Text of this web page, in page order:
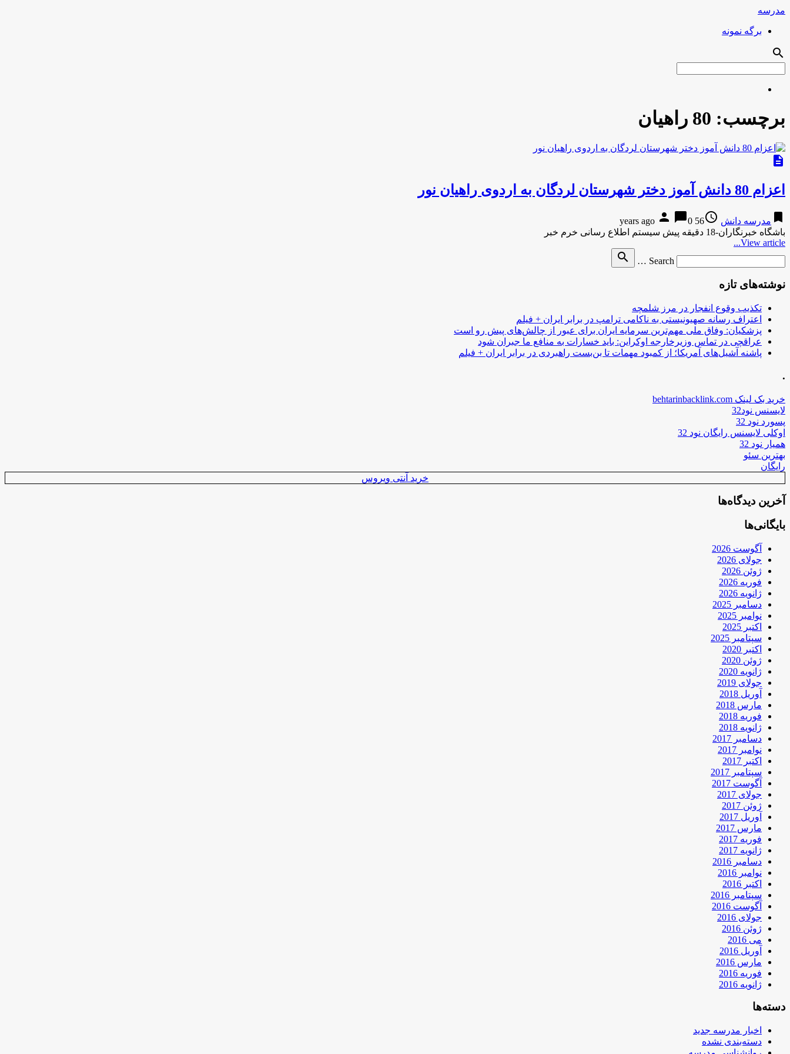
مدرسه
برگه نمونه
search
برچسب: 80 راهیان
description
اعزام 80 دانش آموز دختر شهرستان لردگان به اردوی راهیان نور
bookmark مدرسه دانش access_time
56 years ago
person chat_bubble0
باشگاه خبرنگاران-18 دقیقه پیش سیستم اطلاع رسانی خرم خبر
View article...
Search …
search
نوشته‌های تازه
تکذیب وقوع انفجار در مرز شلمچه
اعتراف رسانه صهیونیستی به ناکامی ترامپ در برابر ایران + فیلم
پزشکیان: وفاق ملی مهم‌ترین سرمایه ایران برای عبور از چالش‌های پیش رو است
عراقچی در تماس وزیرخارجه اوکراین: باید خسارات به منافع ما جبران شود
پاشنه آشیل‌های آمریکا؛ از کمبود مهمات تا بن‌بست راهبردی در برابر ایران + فیلم
.
خرید بک لینک behtarinbacklink.com
لایسنس نود32
پسورد نود 32
اوکلی لایسنس رایگان نود 32
همیار نود 32
بهترین سئو
رایگان
خرید آنتی ویروس
آخرین دیدگاه‌ها
بایگانی‌ها
آگوست 2026
جولای 2026
ژوئن 2026
فوریه 2026
ژانویه 2026
دسامبر 2025
نوامبر 2025
اکتبر 2025
سپتامبر 2025
اکتبر 2020
ژوئن 2020
ژانویه 2020
جولای 2019
آوریل 2018
مارس 2018
فوریه 2018
ژانویه 2018
دسامبر 2017
نوامبر 2017
اکتبر 2017
سپتامبر 2017
آگوست 2017
جولای 2017
ژوئن 2017
آوریل 2017
مارس 2017
فوریه 2017
ژانویه 2017
دسامبر 2016
نوامبر 2016
اکتبر 2016
سپتامبر 2016
آگوست 2016
جولای 2016
ژوئن 2016
می 2016
آوریل 2016
مارس 2016
فوریه 2016
ژانویه 2016
دسته‌ها
اخبار مدرسه جدید
دسته‌بندی نشده